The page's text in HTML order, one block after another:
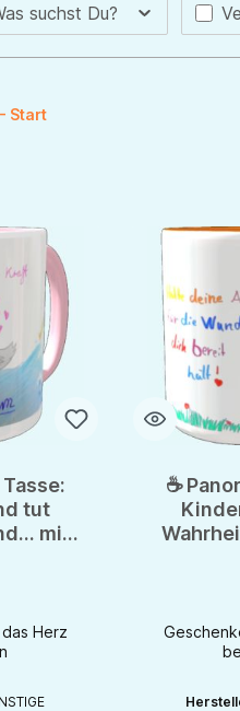
suchst Du?
Start
Tasse:
tut
mit
Herz
☕